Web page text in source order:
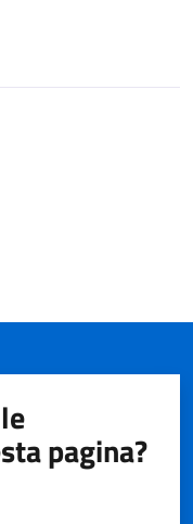
pagina?